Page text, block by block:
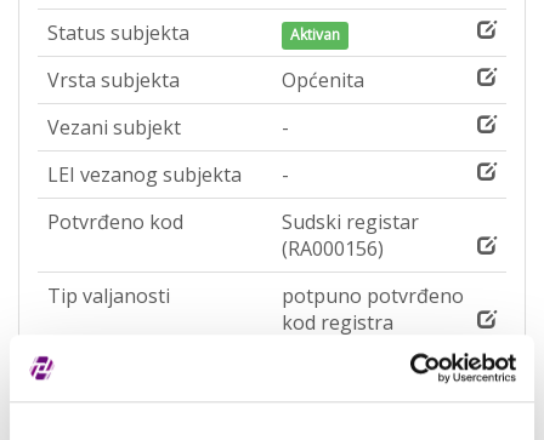
Status subjekta
Aktivan
Vrsta subjekta
Općenita
Vezani subjekt
-
LEI vezanog subjekta
-
Potvrđeno kod
Sudski registar
(RA000156)
Tip valjanosti
potpuno potvrđeno
kod registra
Datum isteka subjekta